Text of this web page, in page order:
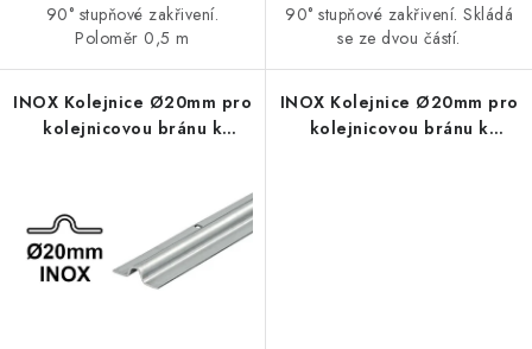
90° stupňové zakřivení.
Poloměr 0,5 m
90° stupňové zakřivení. Skládá
se ze dvou částí.
INOX Kolejnice Ø20mm pro
kolejnicovou bránu k
INOX Kolejnice Ø20mm pro
kolejnicovou bránu k